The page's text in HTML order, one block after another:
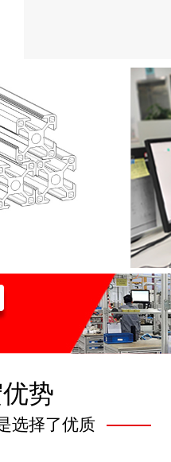
势
选择了优质